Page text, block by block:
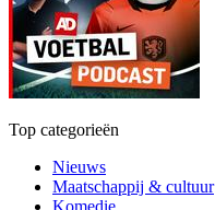
Top categorieën
Nieuws
Maatschappij & cultuur
Komedie